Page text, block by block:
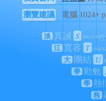
瀏覽建議
電腦 1024+
淡 真誠 S incerity
江 寬容 T
大 團結 U
學 勤勉
學 熱
務